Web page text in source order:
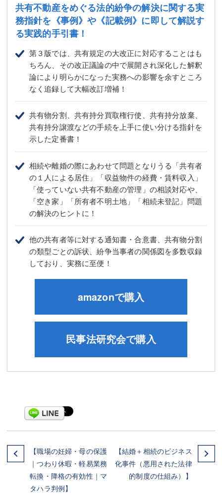
共有不動産をめぐる法的紛争の解決に関する実
務指針を 《事例》や《記載例》に即して解説す
る実践的手引書！
第３版では、共有規定の大改正に対応することはも
ちろん、その改正議論の中で展開され深化した解釈
論により明らかになった実務への影響を余すところ
なく追録して大幅改訂増補！
共有物分割、共有持分買取権行使、共有持分放棄、
共有持分譲渡などの手続を上手に使い分ける指針を
示した定番書！
相続や離婚の際にあわせて問題となりうる「共有者
の１人による居住」「収益物件の経費・賃料収入」
「使っていない共有不動産の管理」の相談対応や、
「空き家」「所有者不明土地」「相続未登記」問題
の解決のヒントに！
他の共有者等に対する通知書・合意書、共有物分割
の類型ごとの訴状、紛争当事者の関係図を多数収録
しており、実務に至便！
民事法研究会で購入
amazonで購入
【職場の妊婦・母の保護
｜つわり休暇・軽易業務
転換・降格の有効性｜マ
タハラ判例】
【結婚＋相続のビジネス
化事件（悪用された法律
的制度の仕組み）】